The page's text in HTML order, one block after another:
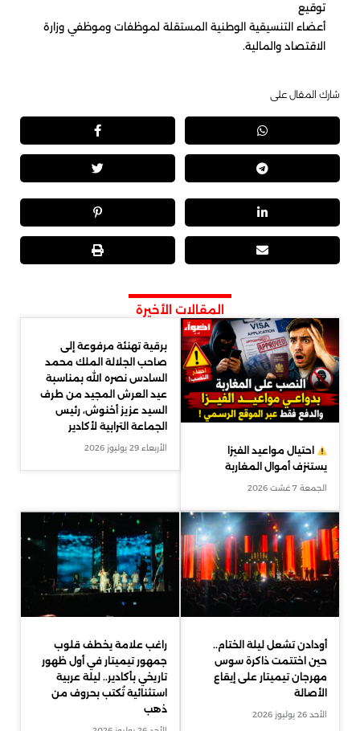
توقيع
أعضاء التنسيقية الوطنية المستقلة لموظفات وموظفي وزارة
الاقتصاد والمالية.
شارك المقال على
المقالات الأخيرة
احتيال مواعيد الفيزا
يستنزف أموال المغاربة
الجمعة 7 غشت 2026
برقية تهنئة مرفوعة إلى
صاحب الجلالة الملك محمد
السادس نصره الله بمناسبة
عيد العرش المجيد من طرف
السيد عزيز أخنوش، رئيس
الجماعة الترابية لأكادير
الأربعاء 29 يوليوز 2026
أودادن تشعل ليلة الختام..
حين اختتمت ذاكرة سوس
مهرجان تيميتار على إيقاع
الأصالة
الأحد 26 يوليوز 2026
راغب علامة يخطف قلوب
جمهور تيميتار في أول ظهور
تاريخي بأكادير.. ليلة عربية
استثنائية تُكتب بحروف من
ذهب